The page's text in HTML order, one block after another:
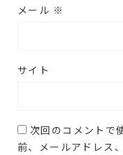
メール ※
サイト
次回のコメントで
前、メールアドレス